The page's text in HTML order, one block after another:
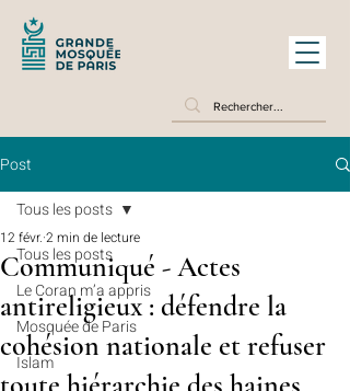
Post
Tous les posts
Le Coran m’a appris
Mosquée de Paris
Islam
Tous les posts
Communiqué - Actes
antireligieux : défendre la
cohésion nationale et refuser
12 févr. 2 min de lecture